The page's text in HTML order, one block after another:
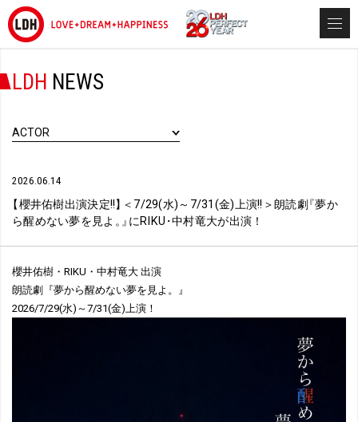
LDH NEWS
ACTOR
2026.06.14
【櫻井佑樹出演決定!!】＜7/29(水)～7/31(金)上演!!＞朗読劇『夢か
ら醒めない夢を見よ 。』にRIKU・中村竜大が出演！
櫻井佑樹・RIKU・中村竜大 出演
朗読劇『夢から醒めない夢を見よ。』
2026/7/29(水)～7/31(金)上演！